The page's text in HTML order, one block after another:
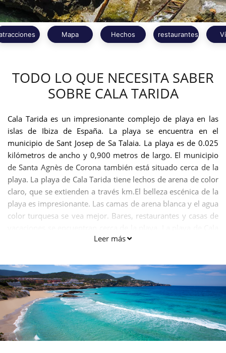
Mapa Hechos restaurantes
TODO LO QUE NECESITA SABER
SOBRE CALA TARIDA
Cala Tarida es un impresionante complejo de playa en las
islas de Ibiza de España. La playa se encuentra en el
municipio de Sant Josep de Sa Talaia. La playa es de 0.025
kilómetros de ancho y 0,900 metros de largo. El municipio
de Santa Agnès de Corona también está situado cerca de la
playa. La playa de Cala Tarida tiene lechos de arena de color
claro, que se extienden a través km.El belleza escénica de la
playa es impresionante. Las camas de arena blanca y el agua
color turquesa se vea mejor. Bares, restaurantes y casas de
Tarida es espléndido complejo de playa con provisiones
Leer más